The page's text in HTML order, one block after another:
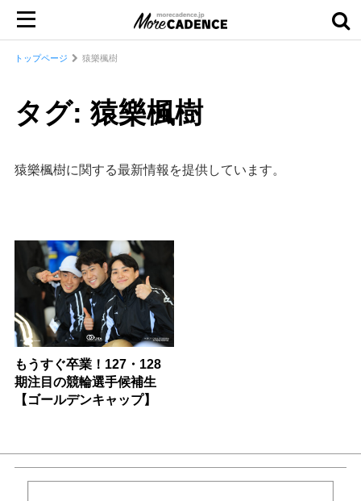
トップページ 猿樂楓樹
タグ: 猿樂楓樹
猿樂楓樹に関する最新情報を提供しています。
もうすぐ卒業！127・128
期注目の競輪選手候補生
【ゴールデンキャップ】